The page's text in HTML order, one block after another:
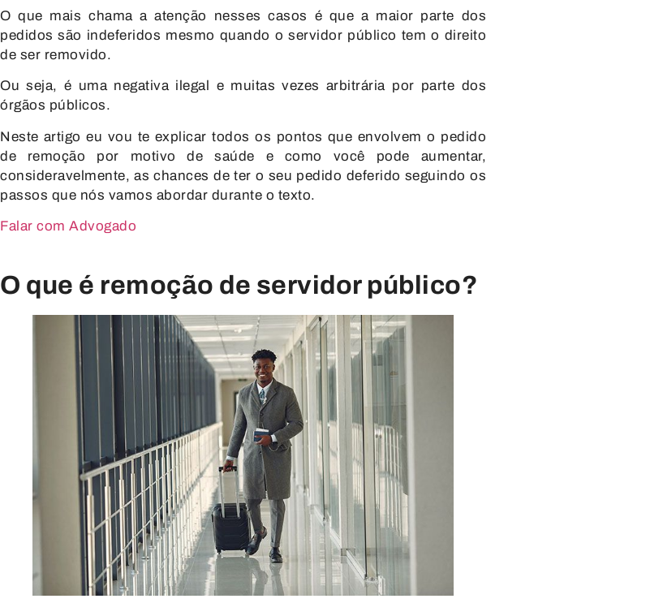
O que mais chama a atenção nesses casos é que a maior parte dos
pedidos são indeferidos mesmo quando o servidor público tem o direito
de ser removido.
Ou seja, é uma negativa ilegal e muitas vezes arbitrária por parte dos
órgãos públicos.
Neste artigo eu vou te explicar todos os pontos que envolvem o pedido
de remoção por motivo de saúde e como você pode aumentar,
consideravelmente, as chances de ter o seu pedido deferido seguindo os
passos que nós vamos abordar durante o texto.
Falar com Advogado
O que é remoção de servidor público?